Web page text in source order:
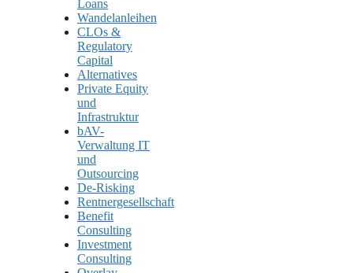
Loans
Wandelanleihen
CLOs &
Regulatory
Capital
Alternatives
Private Equity
und
Infrastruktur
bAV-
Verwaltung IT
und
Outsourcing
De-Risking
Rentnergesellschaft
Benefit
Consulting
Investment
Consulting